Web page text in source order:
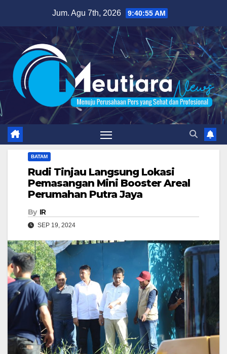
content
Jum. Agu 7th, 2026 9:40:56 AM
BATAM
Rudi Tinjau Langsung Lokasi
Pemasangan Mini Booster Areal
Perumahan Putra Jaya
By IR
SEP 19, 2024